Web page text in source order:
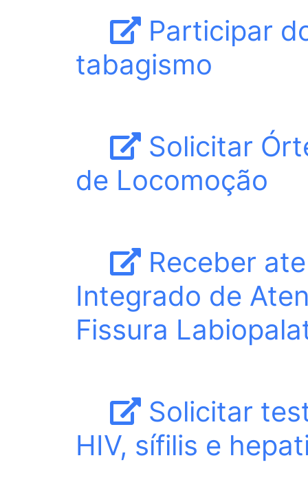
Participar
tabagismo
Solicitar
de Locomoção
Receber
Integrado de
Fissura
Solicitar
HIV, sífilis e